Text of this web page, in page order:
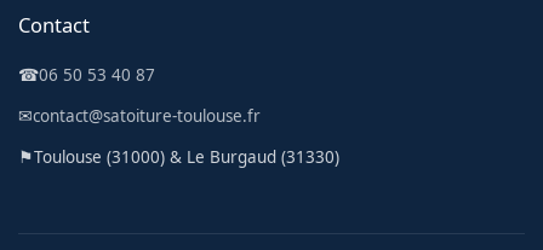
Contact
☎06 50 53 40 87
✉contact@satoiture-toulouse.fr
⚑Toulouse (31000) & Le Burgaud (31330)